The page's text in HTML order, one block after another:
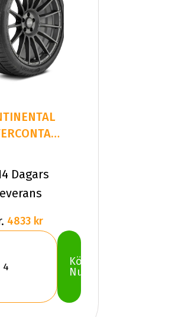
Dagars
4833 kr
Köp
Nu